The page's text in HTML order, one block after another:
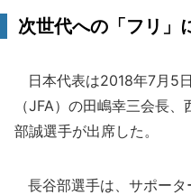
次世代への「フリ」
日本代表は2018年7月5
（JFA）の田嶋幸三会長
部誠選手が出席した。
長谷部選手は、サポータ